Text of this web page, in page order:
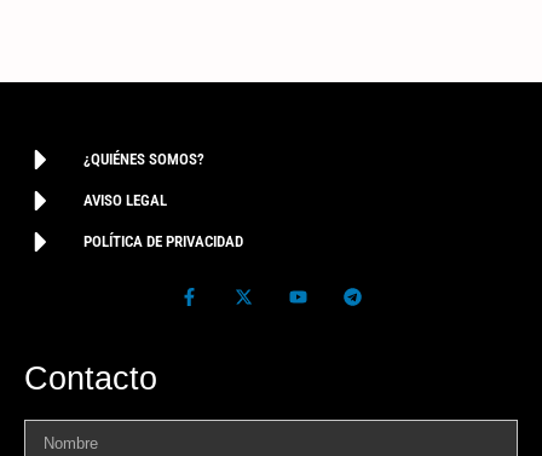
¿QUIÉNES SOMOS?
AVISO LEGAL
POLÍTICA DE PRIVACIDAD
Contacto